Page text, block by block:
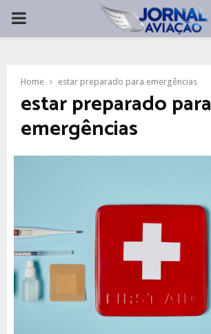
PRIMARY
Home estar preparado para emergências
estar preparado para
emergências